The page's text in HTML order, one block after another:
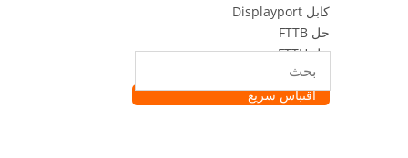
كابل Displayport
حل FTTB
حل FTTH
حل FTTR
اقتباس سريع